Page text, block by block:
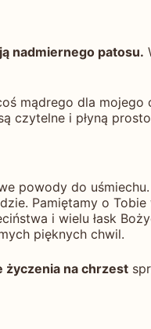
nadmiernego patosu.
mądrego dla
czytelne i płyną
powody do
Pamiętamy o
i wielu łask
pięknych chwil.
życzenia na chrzest